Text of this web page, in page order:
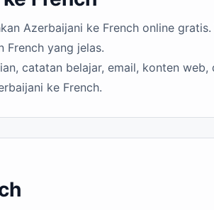
Azerbaijani ke French online
French yang jelas.
catatan belajar, email, konten
ke French.